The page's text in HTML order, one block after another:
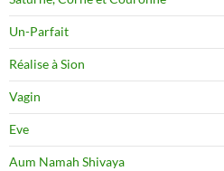
Un-Parfait
Réalise à Sion
Vagin
Eve
Aum Namah Shivaya